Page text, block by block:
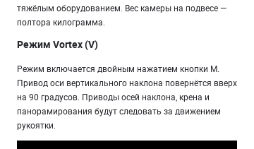
тяжёлым оборудованием. Вес камеры на подвесе —
полтора килограмма.
Режим Vortex (V)
Режим включается двойным нажатием кнопки M.
Привод оси вертикального наклона повернётся вверх
на 90 градусов. Приводы осей наклона, крена и
панорамирования будут следовать за движением
рукоятки.